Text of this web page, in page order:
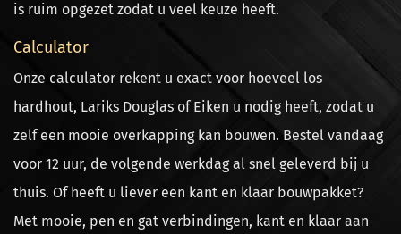
is ruim opgezet zodat u veel keuze heeft.
Calculator
Onze calculator rekent u exact voor hoeveel los
hardhout, Lariks Douglas of Eiken u nodig heeft, zodat u
zelf een mooie overkapping kan bouwen. Bestel vandaag
voor 12 uur, de volgende werkdag al snel geleverd bij u
thuis. Of heeft u liever een kant en klaar bouwpakket?
Met mooie, pen en gat verbindingen, kant en klaar aan